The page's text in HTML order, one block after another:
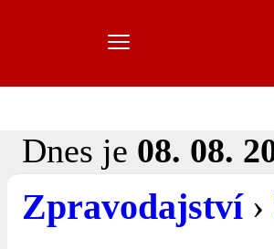
Dnes je 08. 08.
Zpravodajství›